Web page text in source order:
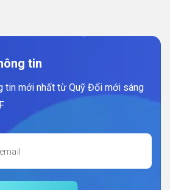
tin
tin mới nhất từ Quỹ Đổi mới sáng